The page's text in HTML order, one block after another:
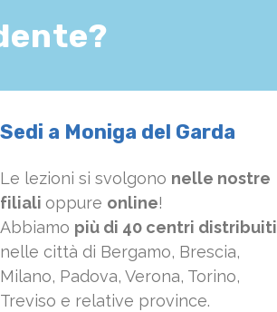
Sedi a Moniga del Garda
Le lezioni si svolgono nelle nostre
filiali oppure online!
Abbiamo più di 40 centri distribuiti
nelle città di Bergamo, Brescia,
Milano, Padova, Verona, Torino,
Treviso e relative province.